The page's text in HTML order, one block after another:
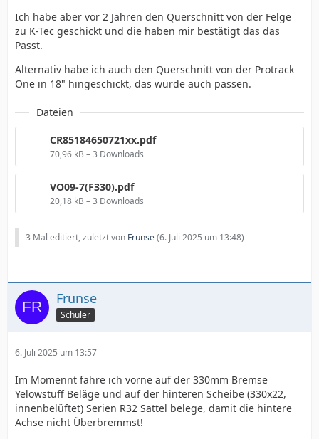
Ich habe aber vor 2 Jahren den Querschnitt von der Felge
zu K-Tec geschickt und die haben mir bestätigt das das
Passt.
Alternativ habe ich auch den Querschnitt von der Protrack
One in 18" hingeschickt, das würde auch passen.
Dateien
CR85184650721xx.pdf
70,96 kB – 3 Downloads
VO09-7(F330).pdf
20,18 kB – 3 Downloads
3 Mal editiert, zuletzt von Frunse(6. Juli 2025 um 13:48)
Frunse
Schüler
6. Juli 2025 um 13:57
Im Momennt fahre ich vorne auf der 330mm Bremse
Yelowstuff Beläge und auf der hinteren Scheibe (330x22,
innenbelüftet) Serien R32 Sattel belege, damit die hintere
Achse nicht Überbremmst!